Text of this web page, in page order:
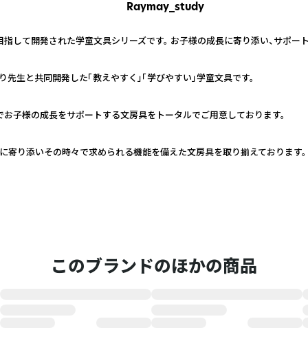
Raymay_study
して開発された学童文具シリーズです。 お子様の成長に寄り添い、サポー
生と共同開発した「教えやすく」「学びやすい」学童文具です。
お子様の成長をサポートする文房具をトータルでご用意しております。
寄り添いその時々で求められる機能を備えた文房具を取り揃えております。
このブランドのほかの商品